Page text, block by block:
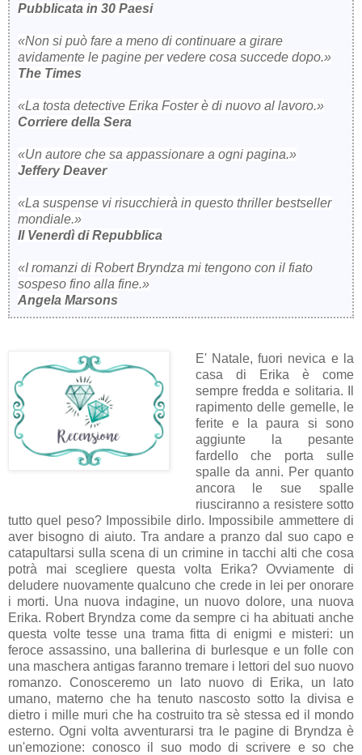
Pubblicata in 30 Paesi
«Non si può fare a meno di continuare a girare
avidamente le pagine per vedere cosa succede dopo.»
The Times
«La tosta detective Erika Foster è di nuovo al lavoro.»
Corriere della Sera
«Un autore che sa appassionare a ogni pagina.»
Jeffery Deaver
«La suspense vi risucchierà in questo thriller bestseller
mondiale.»
Il Venerdì di Repubblica
«I romanzi di Robert Bryndza mi tengono con il fiato
sospeso fino alla fine.»
Angela Marsons
E' Natale, fuori nevica e la
casa di Erika è come
sempre fredda e solitaria. Il
rapimento delle gemelle, le
ferite e la paura si sono
aggiunte la pesante
fardello che porta sulle
spalle da anni. Per quanto
ancora le sue spalle
riusciranno a resistere sotto
tutto quel peso? Impossibile dirlo. Impossibile ammettere di
aver bisogno di aiuto. Tra andare a pranzo dal suo capo e
catapultarsi sulla scena di un crimine in tacchi alti che cosa
potrà mai scegliere questa volta Erika? Ovviamente di
deludere nuovamente qualcuno che crede in lei per onorare
i morti. Una nuova indagine, un nuovo dolore, una nuova
Erika. Robert Bryndza come da sempre ci ha abituati anche
questa volte tesse una trama fitta di enigmi e misteri: un
feroce assassino, una ballerina di burlesque e un folle con
una maschera antigas faranno tremare i lettori del suo nuovo
romanzo. Conosceremo un lato nuovo di Erika, un lato
umano, materno che ha tenuto nascosto sotto la divisa e
dietro i mille muri che ha costruito tra sè stessa ed il mondo
esterno. Ogni volta avventurarsi tra le pagine di Bryndza è
un'emozione: conosco il suo modo di scrivere e so che